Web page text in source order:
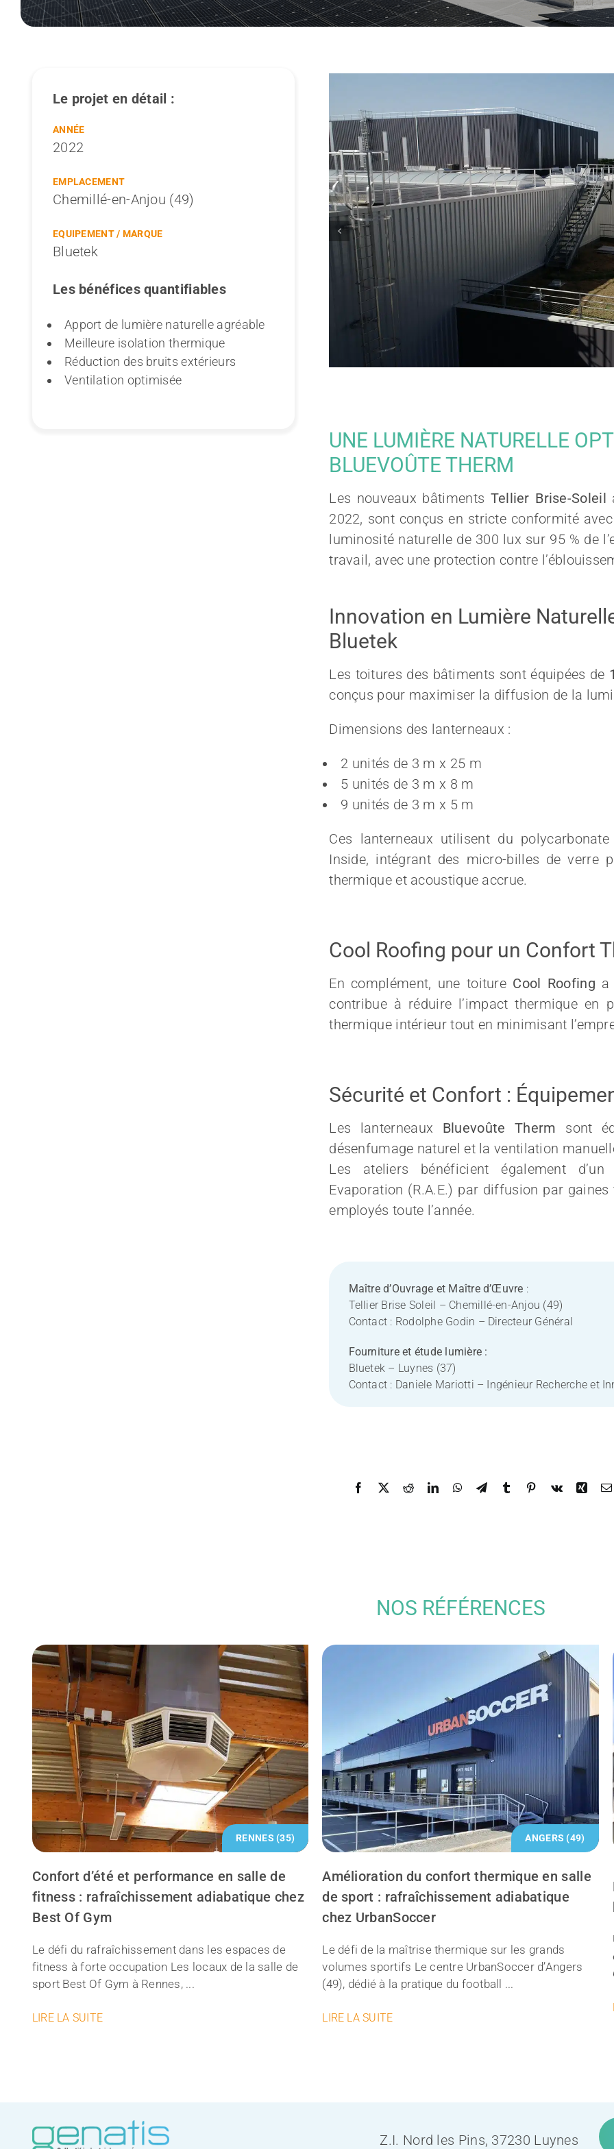
Le projet en détail :
ANNÉE
2022
EMPLACEMENT
Chemillé-en-Anjou (49)
EQUIPEMENT / MARQUE
Bluetek
Les bénéfices quantifiables
Apport de lumière naturelle agréable
Meilleure isolation thermique
Réduction des bruits extérieurs
Ventilation optimisée
UNE LUMIÈRE NATURELLE
BLUEVOÛTE THERM
Les nouveaux bâtiments Tellier Brise-Soleil
2022, sont conçus en stricte conformité
luminosité naturelle de 300 lux sur 95 % de
travail, avec une protection contre
Innovation en Lumière
Bluetek
Les toitures des bâtiments sont équipées de
conçus pour maximiser la diffusion de la
Dimensions des lanterneaux :
2 unités de 3 m x 25 m
5 unités de 3 m x 8 m
9 unités de 3 m x 5 m
Ces lanterneaux utilisent du
Inside, intégrant des micro-billes de verre
thermique et acoustique accrue.
Cool Roofing pour un Confort
En complément, une toiture Cool Roofing a
contribue à réduire l’impact thermique en
thermique intérieur tout en minimisant
Sécurité et Confort :
Les lanterneaux Bluevoûte Therm sont
désenfumage naturel et la ventilation
Les ateliers bénéficient également
Evaporation (R.A.E.) par diffusion par
employés toute l’année.
Maître d’Ouvrage et Maître d’Œuvre :
Tellier Brise Soleil – Chemillé-en-Anjou (49)
Contact : Rodolphe Godin – Directeur Général
Fourniture et étude lumière :
Bluetek – Luynes (37)
Contact : Daniele Mariotti – Ingénieur Recherche et
NOS RÉFÉRENCES
RENNES (35)
Confort d’été et performance en salle de
fitness : rafraîchissement adiabatique chez
Best Of Gym
Le défi du rafraîchissement dans les espaces de
fitness à forte occupation Les locaux de la salle de
sport Best Of Gym à Rennes, ...
LIRE LA SUITE
ANGERS (49)
Amélioration du confort thermique en salle
de sport : rafraîchissement adiabatique
chez UrbanSoccer
Le défi de la maîtrise thermique sur les grands
volumes sportifs Le centre UrbanSoccer d’Angers
(49), dédié à la pratique du football ...
LIRE LA SUITE
Z.I. Nord les Pins, 37230 Luynes